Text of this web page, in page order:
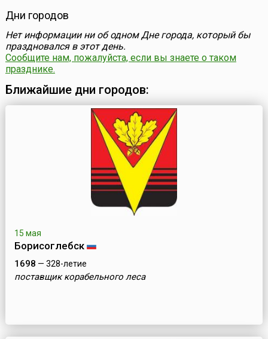
Дни городов
Нет информации ни об одном Дне города, который бы
праздновался в этот день.
Сообщите нам, пожалуйста, если вы знаете о таком
празднике.
Ближайшие дни городов:
15 мая
Борисоглебск
1698 — 328-летие
поставщик корабельного леса